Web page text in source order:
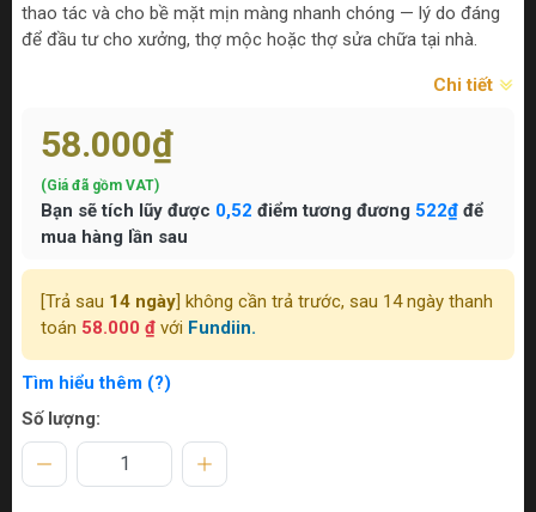
thao tác và cho bề mặt mịn màng nhanh chóng — lý do đáng
để đầu tư cho xưởng, thợ mộc hoặc thợ sửa chữa tại nhà.
Chi tiết
58.000₫
(Giá đã gồm VAT)
Bạn sẽ tích lũy được 0,52 điểm tương đương 522₫ để
mua hàng lần sau
[Trả sau 14 ngày ] không cần trả trước, sau 14 ngày thanh
toán 58.000 ₫ với Fundiin.
Tìm hiểu thêm (?)
Số lượng: